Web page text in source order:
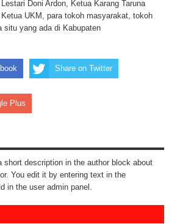
Doni Ardon, Ketua Karang Taruna
UKM, para tokoh masyarakat, tokoh
situ yang ada di Kabupaten
Share on Twitter
Plus
short description in the author block about
You edit it by entering text in the
in the user admin panel.